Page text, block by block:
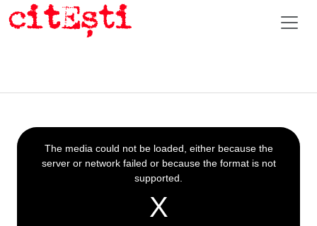
This
is
a
The media could not be loaded, either because the
server or network failed or because the format is not
supported.